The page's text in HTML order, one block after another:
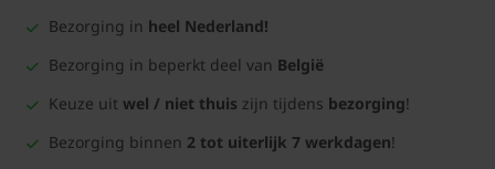
Bezorging in heel Nederland!
Bezorging in beperkt deel van België
Keuze uit wel / niet thuis zijn tijdens bezorging!
Bezorging binnen 2 tot uiterlijk 7 werkdagen!